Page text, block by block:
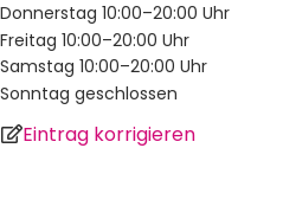
Donnerstag 10:00–20:00 Uhr
Freitag 10:00–20:00 Uhr
Samstag 10:00–20:00 Uhr
Sonntag geschlossen
Eintrag korrigieren